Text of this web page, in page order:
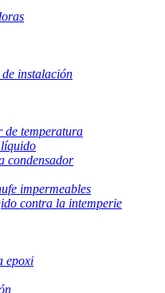
instalación
de temperatura
condensador
impermeables
contra la intemperie
epoxi